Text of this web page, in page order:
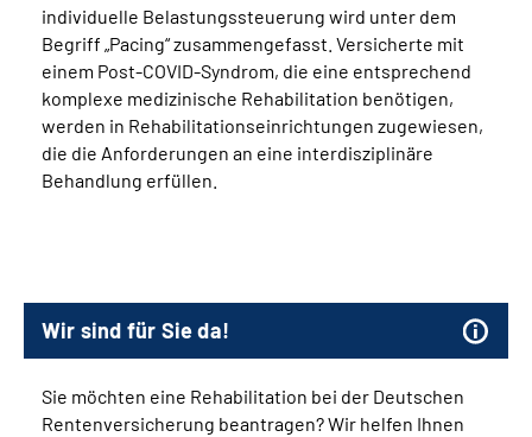
individuelle Belastungssteuerung wird unter dem
Begriff „Pacing“ zusammengefasst. Versicherte mit
einem Post-COVID-Syndrom, die eine entsprechend
komplexe medizinische Rehabilitation benötigen,
werden in Rehabilitationseinrichtungen zugewiesen,
die die Anforderungen an eine interdisziplinäre
Behandlung erfüllen.
Wir sind für Sie da!
Sie möchten eine Rehabilitation bei der Deutschen
Rentenversicherung beantragen? Wir helfen Ihnen